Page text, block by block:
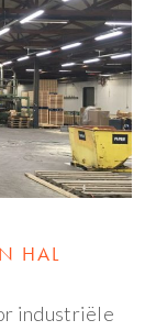
HAL
industriële